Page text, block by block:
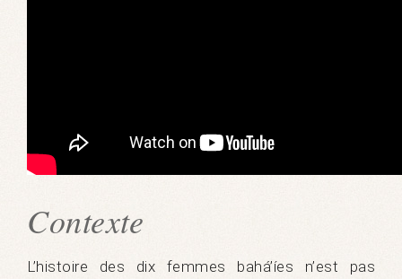
Contexte
L’histoire des dix femmes bahá’íes n’est pas